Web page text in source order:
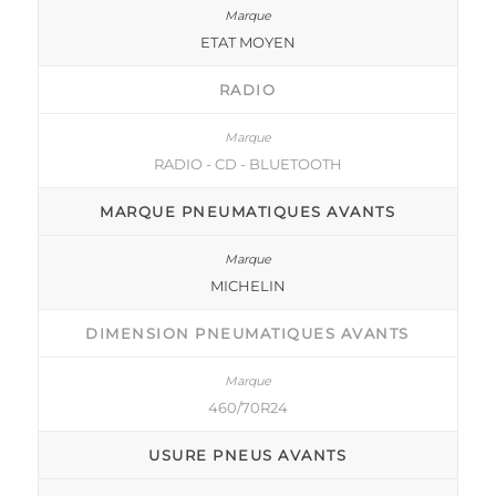
ETAT MOYEN
RADIO
RADIO - CD - BLUETOOTH
MARQUE PNEUMATIQUES AVANTS
MICHELIN
DIMENSION PNEUMATIQUES AVANTS
460/70R24
USURE PNEUS AVANTS